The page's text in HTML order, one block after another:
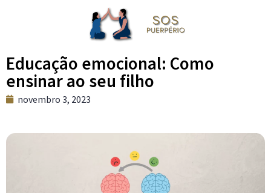
Educação emocional: Como
ensinar ao seu filho
novembro 3, 2023